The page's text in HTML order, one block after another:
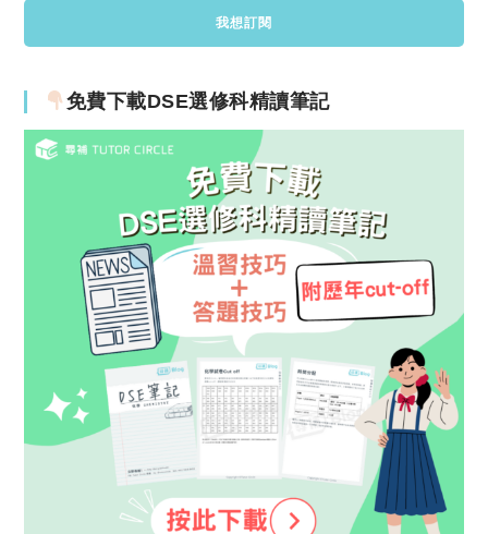
免費下載DSE選修科精讀筆記